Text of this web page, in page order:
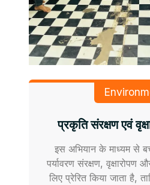
प्रकृति संरक्षण एवं
इस अभियान के माध्यम से
पर्यावरण संरक्षण,
लिए प्रेरित किया जाता है,